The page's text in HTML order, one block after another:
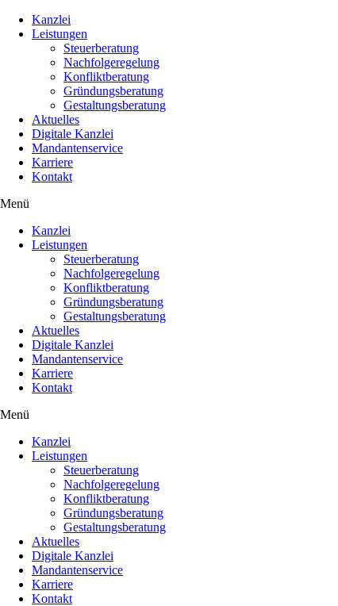
Kanzlei
Leistungen
Steuerberatung
Nachfolgeregelung
Konfliktberatung
Gründungsberatung
Gestaltungsberatung
Aktuelles
Digitale Kanzlei
Mandantenservice
Karriere
Kontakt
Menü
Kanzlei
Leistungen
Steuerberatung
Nachfolgeregelung
Konfliktberatung
Gründungsberatung
Gestaltungsberatung
Aktuelles
Digitale Kanzlei
Mandantenservice
Karriere
Kontakt
Menü
Kanzlei
Leistungen
Steuerberatung
Nachfolgeregelung
Konfliktberatung
Gründungsberatung
Gestaltungsberatung
Aktuelles
Digitale Kanzlei
Mandantenservice
Karriere
Kontakt